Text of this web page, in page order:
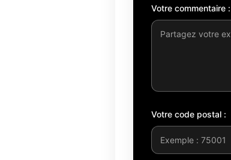
Votre commentaire :
Votre code postal :